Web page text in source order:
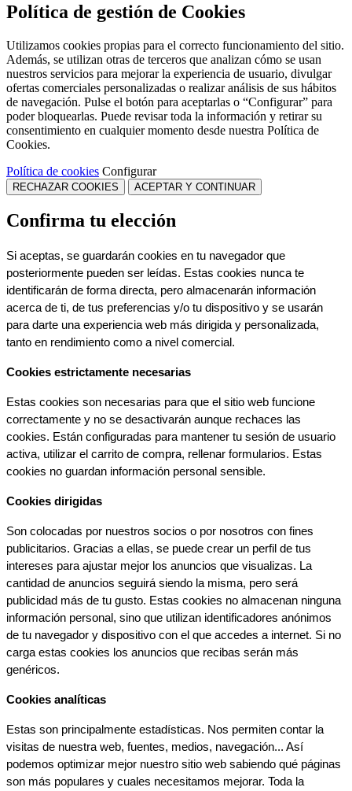
Política de gestión de Cookies
Utilizamos cookies propias para el correcto funcionamiento del sitio.
Además, se utilizan otras de terceros que analizan cómo se usan
nuestros servicios para mejorar la experiencia de usuario, divulgar
ofertas comerciales personalizadas o realizar análisis de sus hábitos
de navegación. Pulse el botón para aceptarlas o “Configurar” para
poder bloquearlas. Puede revisar toda la información y retirar su
consentimiento en cualquier momento desde nuestra Política de
Cookies.
Política de cookies Configurar
RECHAZAR COOKIES ACEPTAR Y CONTINUAR
Confirma tu elección
Si aceptas, se guardarán cookies en tu navegador que
posteriormente pueden ser leídas. Estas cookies nunca te
identificarán de forma directa, pero almacenarán información
acerca de ti, de tus preferencias y/o tu dispositivo y se usarán
para darte una experiencia web más dirigida y personalizada,
tanto en rendimiento como a nivel comercial.
Cookies estrictamente necesarias
Estas cookies son necesarias para que el sitio web funcione
correctamente y no se desactivarán aunque rechaces las
cookies. Están configuradas para mantener tu sesión de usuario
activa, utilizar el carrito de compra, rellenar formularios. Estas
cookies no guardan información personal sensible.
Cookies dirigidas
Son colocadas por nuestros socios o por nosotros con fines
publicitarios. Gracias a ellas, se puede crear un perfil de tus
intereses para ajustar mejor los anuncios que visualizas. La
cantidad de anuncios seguirá siendo la misma, pero será
publicidad más de tu gusto. Estas cookies no almacenan ninguna
información personal, sino que utilizan identificadores anónimos
de tu navegador y dispositivo con el que accedes a internet. Si no
carga estas cookies los anuncios que recibas serán más
genéricos.
Cookies analíticas
Estas son principalmente estadísticas. Nos permiten contar la
visitas de nuestra web, fuentes, medios, navegación... Así
podemos optimizar mejor nuestro sitio web sabiendo qué páginas
son más populares y cuales necesitamos mejorar. Toda la